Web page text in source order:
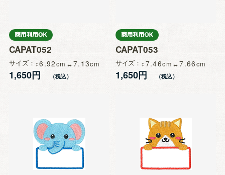
CAPAT052
サイズ 6.92 7.13
1,650円
CAPAT053
サイズ 7.46 7.66
1,650円